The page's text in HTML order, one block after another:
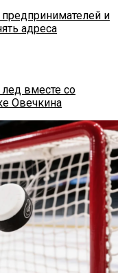
и
адреса
вместе со
Овечкина